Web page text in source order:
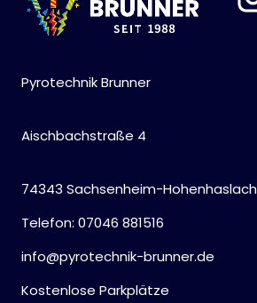
Pyrotechnik Brunner
Aischbachstraße 4
74343 Sachsenheim-Hohenhaslach
Telefon: 07046 881516
info@pyrotechnik-brunner.de
Kostenlose Parkplätze